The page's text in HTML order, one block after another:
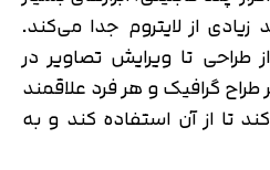
از لایتروم جدا می‌کند.
طراحی تا ویرایش تصاویر در
گرافیک و هر فرد علاقمند
تا از آن استفاده کند و به